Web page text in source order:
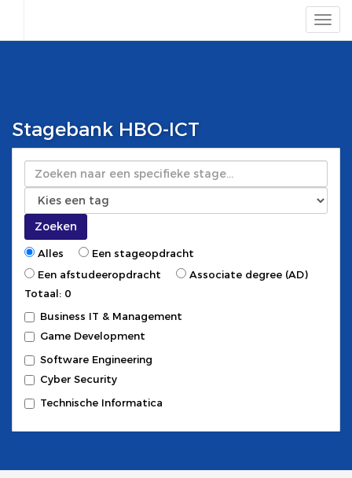
Stagebank HBO-ICT
Zoeken
Zoeken
Alles
Een stageopdracht
Een afstudeeropdracht
Associate degree (AD)
Totaal: 0
Business IT & Management
Game Development
Software Engineering
Cyber Security
Technische Informatica